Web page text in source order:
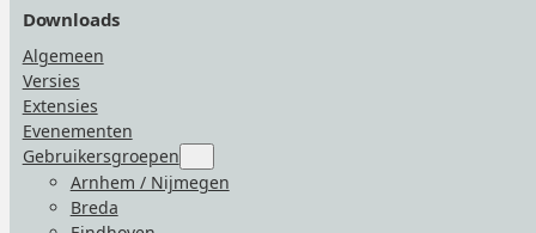
Downloads
Algemeen
Versies
Extensies
Evenementen
Gebruikersgroepen
for
“Gebruikersgroepen”
Arnhem / Nijmegen
Breda